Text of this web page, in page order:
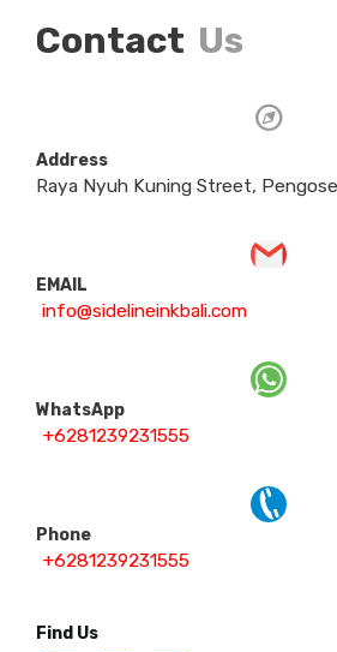
Contact Us
Address
Raya Nyuh Kuning Street,
EMAIL
info@sidelineinkbali.com
WhatsApp
+6281239231555
Phone
+6281239231555
Find Us